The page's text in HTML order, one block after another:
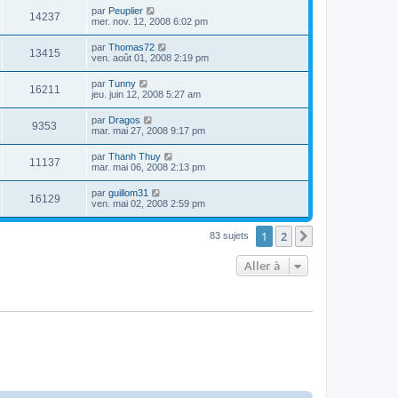
14237 par Peuplier
mer. nov. 12, 2008 6:02 pm
13415 par Thomas72
ven. août 01, 2008 2:19 pm
16211 par Tunny
jeu. juin 12, 2008 5:27 am
9353 par Dragos
mar. mai 27, 2008 9:17 pm
11137 par Thanh Thuy
mar. mai 06, 2008 2:13 pm
16129 par guillom31
ven. mai 02, 2008 2:59 pm
83 sujets 1 2
Aller à